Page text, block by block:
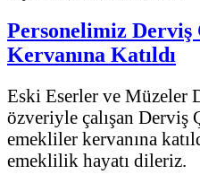
Personelimiz
Kervanına Katıldı
Eski Eserler ve Müzeler
özveriyle çalışan Derviş
emekliler kervanına
emeklilik hayatı dileriz.